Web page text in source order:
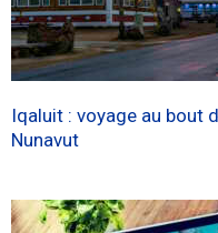
Iqaluit : voyage au bout
Nunavut